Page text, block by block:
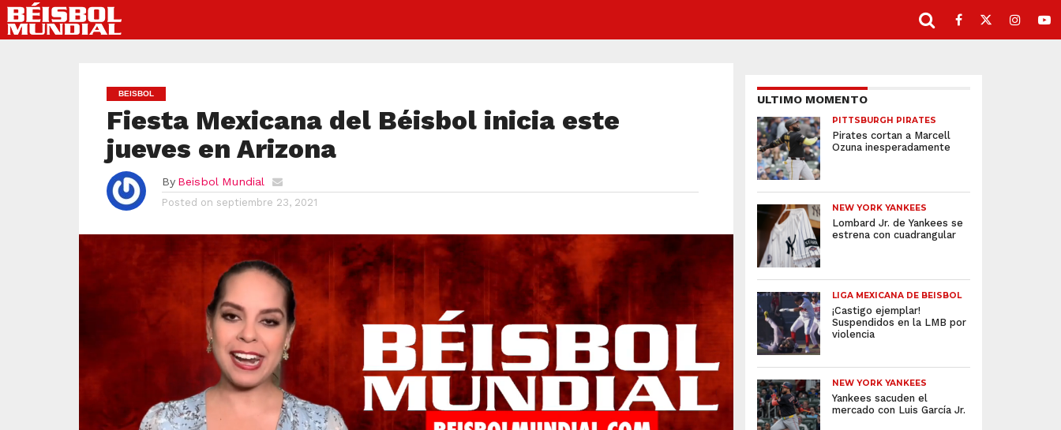
BEISBOL
Fiesta Mexicana del Béisbol inicia este
jueves en Arizona
By Beisbol Mundial
Posted on septiembre 23, 2021
ULTIMO MOMENTO
PITTSBURGH PIRATES
Pirates cortan a Marcell
Ozuna inesperadamente
NEW YORK YANKEES
Lombard Jr. de Yankees se
estrena con cuadrangular
LIGA MEXICANA DE BEISBOL
¡Castigo ejemplar!
Suspendidos en la LMB por
violencia
NEW YORK YANKEES
Yankees sacuden el
mercado con Luis García Jr.